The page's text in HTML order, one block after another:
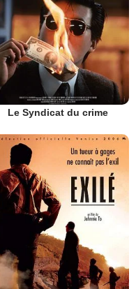
Le Syndicat du crime